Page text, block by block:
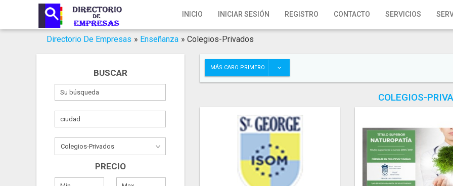
INICIO INICIAR SESIÓN REGISTRO CONTACTO SERVICIOS
Inicio
Iniciar Sesión
Servicios SEO
Publica Tu Empresa
Directorio De Empresas » Enseñanza » Colegios-Privados
BUSCAR
PRECIO
MÁS CARO PRIMERO
COLEGIOS-